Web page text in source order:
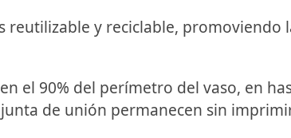
y reciclable,
el 90% del perímetro del vaso, en
de unión permanecen sin